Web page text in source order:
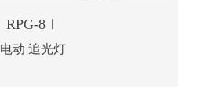
RPG-8Ⅰ
电动 追光灯